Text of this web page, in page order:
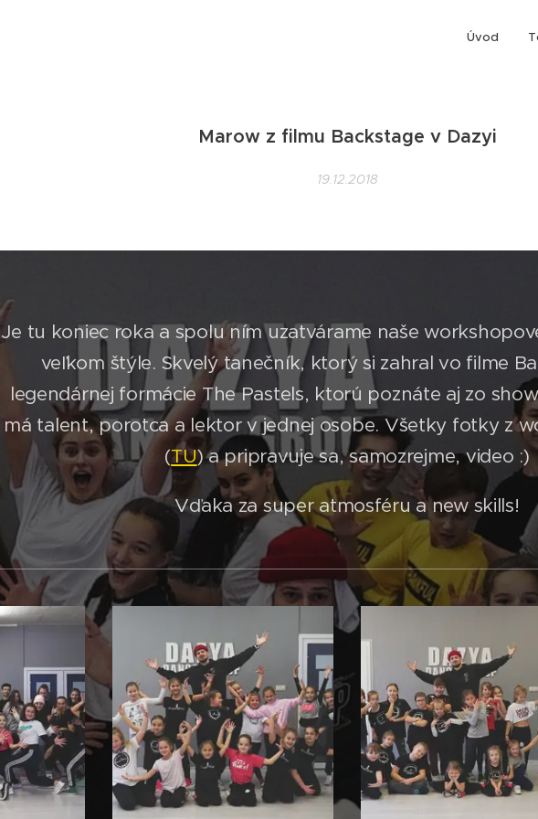
Úvod
Marow z filmu Backstage v Dazyi
19.12.2018
Je tu koniec roka a spolu ním uzatvárame naše
veľkom štýle. Skvelý tanečník, ktorý si zahral vo filme
legendárnej formácie The Pastels, ktorú poznáte aj zo
má talent, porotca a lektor v jednej osobe. Všetky fotky z
(TU) a pripravuje sa, samozrejme, video :)
Vďaka za super atmosféru a new skills!